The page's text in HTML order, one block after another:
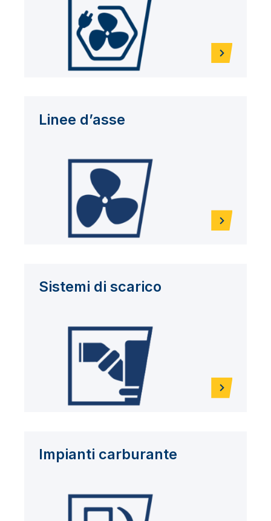
Linee d’asse
Sistemi di scarico
Impianti carburante